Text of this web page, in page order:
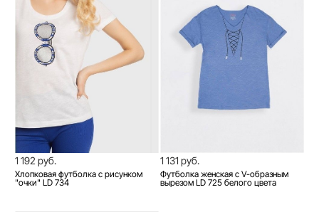
1 192 руб.
Хлопковая футболка с рисунком
"очки" LD 734
1 131 руб.
Футболка женская с V-образным
вырезом LD 725 белого цвета